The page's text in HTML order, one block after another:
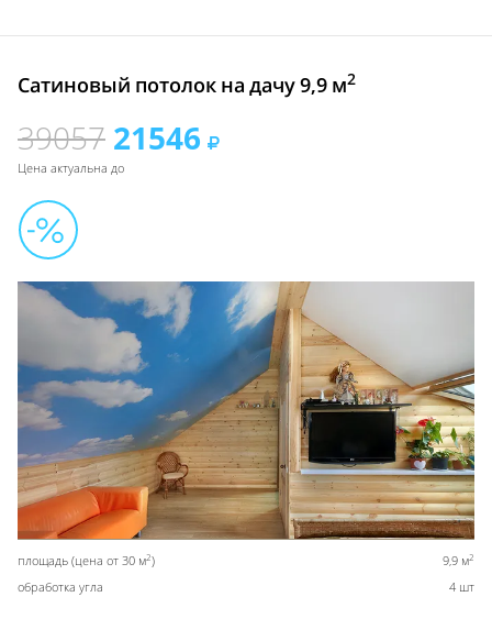
Сатиновый потолок на дачу 9,9 м2
39057 21546
Цена актуальна до
площадь (цена от 30 м2) 9,9 м2
обработка угла 4 шт